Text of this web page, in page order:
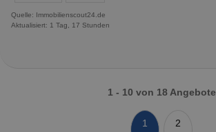
Quelle: Immobilienscout24.de
Aktualisiert: 1 Tag, 17 Stunden
1 - 10 von 18 Angebote
1 2